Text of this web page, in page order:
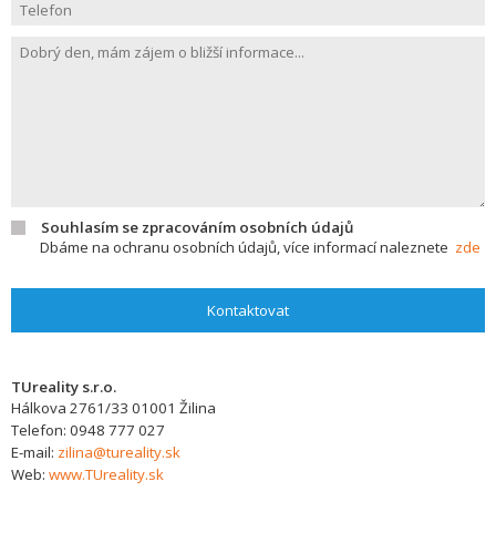
Souhlasím se zpracováním osobních údajů
Dbáme na ochranu osobních údajů, více informací naleznete zde
Kontaktovat
TUreality s.r.o.
Hálkova 2761/33 01001 Žilina
Telefon: 0948 777 027
E-mail: zilina@tureality.sk
Web: www.TUreality.sk